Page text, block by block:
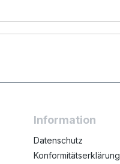
Information
Datenschutz
Konformitätserklärung